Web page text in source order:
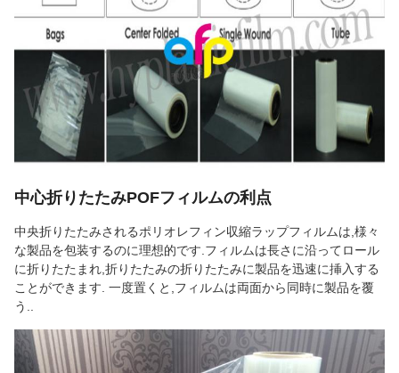
中心折りたたみPOFフィルムの利点
中央折りたたみされるポリオレフィン収縮ラップフィルムは,様々
な製品を包装するのに理想的です.フィルムは長さに沿ってロール
に折りたたまれ,折りたたみの折りたたみに製品を迅速に挿入する
ことができます. 一度置くと,フィルムは両面から同時に製品を覆
う..